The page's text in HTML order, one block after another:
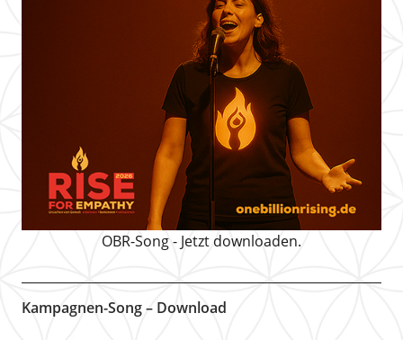
OBR-Song - Jetzt downloaden.
Kampagnen-Song – Download